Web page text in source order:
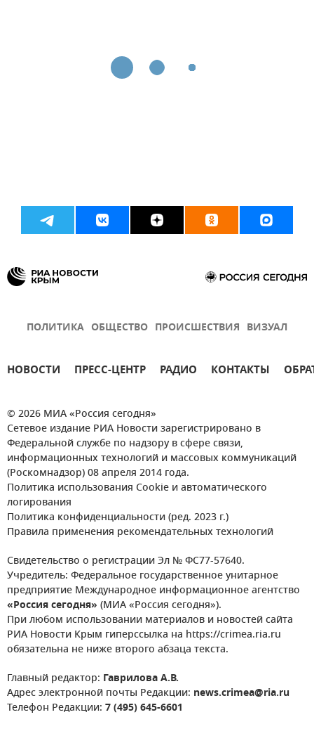
ПОЛИТИКА ОБЩЕСТВО ПРОИСШЕСТВИЯ ВИЗУАЛ
НОВОСТИ ПРЕСС-ЦЕНТР РАДИО КОНТАКТЫ
© 2026 МИА «Россия сегодня»
Сетевое издание РИА Новости зарегистрировано в
Федеральной службе по надзору в сфере связи,
информационных технологий и массовых коммуникаций
(Роскомнадзор) 08 апреля 2014 года.
Политика использования Cookie и автоматического
логирования
Политика конфиденциальности (ред. 2023 г.)
Правила применения рекомендательных технологий
Свидетельство о регистрации Эл № ФС77-57640.
Учредитель: Федеральное государственное унитарное
предприятие Международное информационное агентство
«Россия сегодня» (МИА «Россия сегодня»).
При любом использовании материалов и новостей сайта
РИА Новости Крым гиперссылка на https://crimea.ria.ru
обязательна не ниже второго абзаца текста.
Главный редактор: Гаврилова А.В.
Адрес электронной почты Редакции: news.crimea@ria.ru
Телефон Редакции: 7 (495) 645-6601